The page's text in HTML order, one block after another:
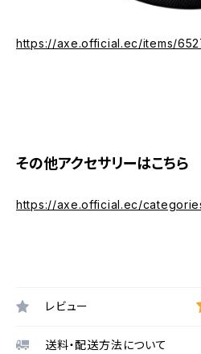
https://axe.official.ec/items/
その他アクセサリーはこちら
https://axe.official.ec/
レビュー
送料・配送方法について